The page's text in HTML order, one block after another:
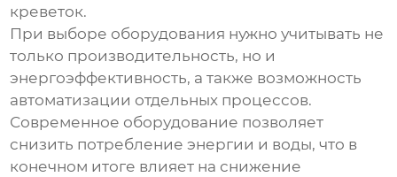
креветок.
При выборе оборудования нужно учитывать не
только производительность, но и
энергоэффективность, а также возможность
автоматизации отдельных процессов.
Современное оборудование позволяет
снизить потребление энергии и воды, что в
конечном итоге влияет на снижение